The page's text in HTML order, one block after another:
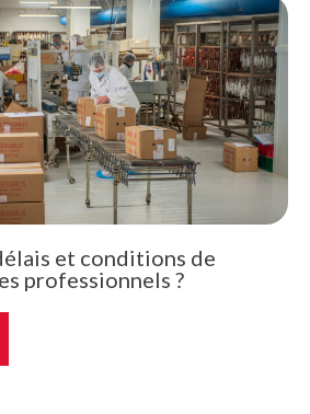
et conditions de
professionnels ?